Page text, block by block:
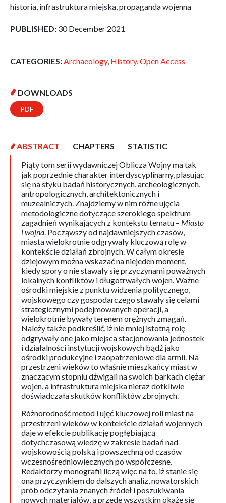
historia, infrastruktura miejska, propaganda wojenna
PUBLISHED: 30 December 2021
CATEGORIES:Archaeology, History,Open Access
DOWNLOADS
PDF
ABSTRACT CHAPTERS
STATISTIC
Piąty tom serii wydawniczej Oblicza Wojny ma tak
jak poprzednie charakter interdyscyplinarny, plasując
się na styku badań historycznych, archeologicznych,
antropologicznych, architektonicznych i
muzealniczych. Znajdziemy w nim różne ujęcia
metodologiczne dotyczące szerokiego spektrum
zagadnień wynikających z kontekstu tematu – Miasto
i wojna. Począwszy od najdawniejszych czasów,
miasta wielokrotnie odgrywały kluczową rolę w
kontekście działań zbrojnych. W całym okresie
dziejowym można wskazać na niejeden moment,
kiedy spory o nie stawały się przyczynami poważnych
lokalnych konfliktów i długotrwałych wojen. Ważne
ośrodki miejskie z punktu widzenia politycznego,
wojskowego czy gospodarczego stawały się celami
strategicznymi podejmowanych operacji, a
wielokrotnie bywały terenem orężnych zmagań.
Należy także podkreślić, iż nie mniej istotną rolę
odgrywały one jako miejsca stacjonowania jednostek
i działalności instytucji wojskowych bądź jako
ośrodki produkcyjne i zaopatrzeniowe dla armii. Na
przestrzeni wieków to właśnie mieszkańcy miast w
znaczącym stopniu dźwigali na swoich barkach ciężar
wojen, a infrastruktura miejska nieraz dotkliwie
doświadczała skutków konfliktów zbrojnych.
Różnorodność metod i ujęć kluczowej roli miast na
przestrzeni wieków w kontekście działań wojennych
daje w efekcie publikację pogłębiającą
dotychczasową wiedzę w zakresie badań nad
wojskowością polską i powszechną od czasów
wczesnośredniowiecznych po współczesne.
Redaktorzy monografii liczą więc na to, iż stanie się
ona przyczynkiem do dalszych analiz, nowatorskich
prób odczytania znanych źródeł i poszukiwania
nowych materiałów, a przede wszystkim okaże się